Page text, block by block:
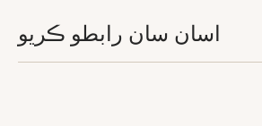
اسان سان رابطو ڪريو